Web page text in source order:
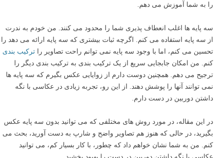
را به شما آموزش می دهم.
سه پایه ها اغلب انعطاف پذیری شما را محدود می کنند. من خودم به ندرت
از سه پایه استفاده می کنم. اگرچه ثبات بیشتری که سه پایه ارائه می دهد را
تحسین می کنم، اما با وجود سه پایه نمی توانم راحت تصاویر را ترکیب بندی
کنم. من امکان جابجایی سریع از یک ترکیب بندی به ترکیب بندی دیگر را
ترجیح می دهم. همچنین دوست دارم از زوایایی عکس بگیرم که سه پایه ها
نمی توانند آنها را پوشش دهند. از این رو، تجربه زیادی در عکاسی با نگه
داشتن دوربین در دست دارم.
در این مقاله، در مورد روش های مختلفی که می توانید بدون سه پایه عکس
بگیرید، در حالی که هنوز هم تصاویر واضح و شارپ به دست آورید، بحث می
کنم. من به شما نشان خواهم داد که چطور، با کار بسیار کم، می توانید